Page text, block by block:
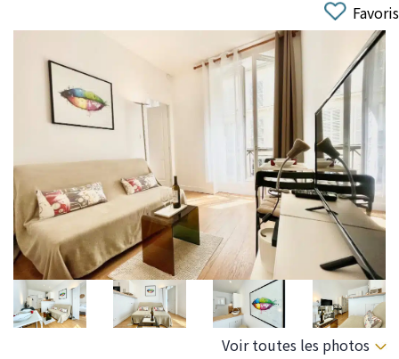
Favoris
Voir toutes les photos